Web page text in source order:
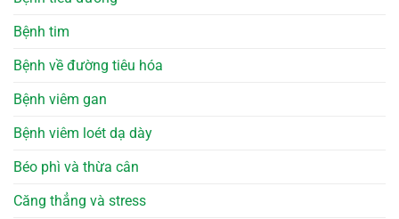
Bệnh tim
Bệnh về đường tiêu hóa
Bệnh viêm gan
Bệnh viêm loét dạ dày
Béo phì và thừa cân
Căng thẳng và stress